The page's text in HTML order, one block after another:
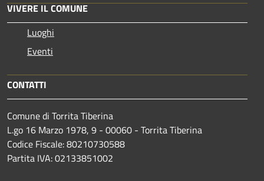
VIVERE IL COMUNE
Luoghi
Eventi
CONTATTI
Comune di Torrita Tiberina
L.go 16 Marzo 1978, 9 - 00060 - Torrita Tiberina
Codice Fiscale: 80210730588
Partita IVA: 02133851002